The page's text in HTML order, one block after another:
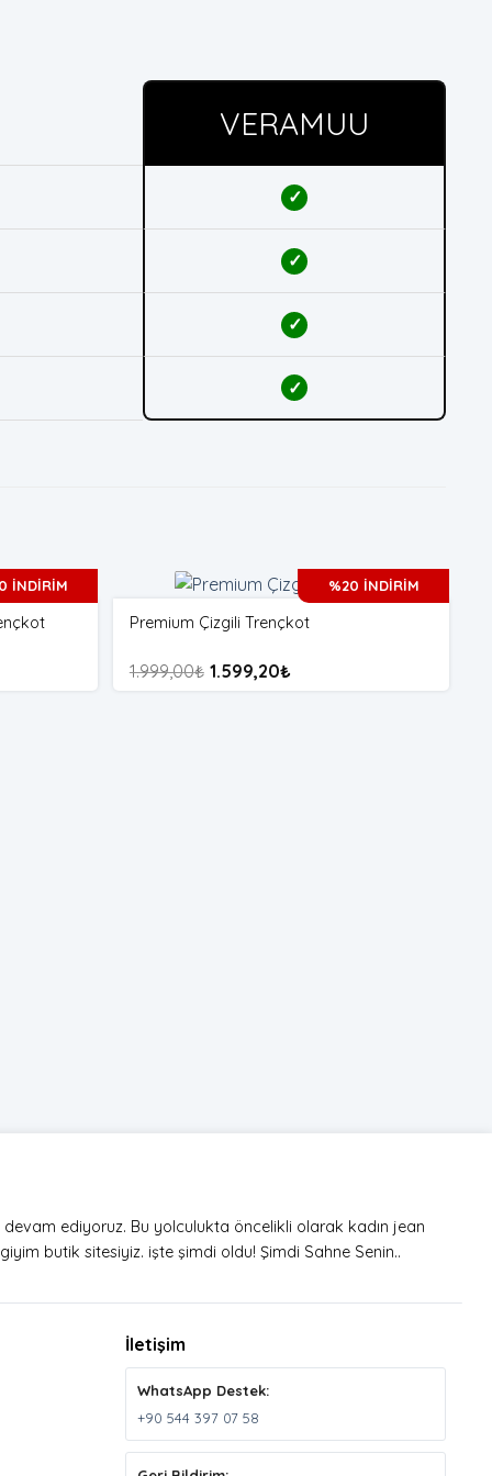
VERAMUU
✓
✓
✓
✓
İNDİRİM %20 İNDİRİM
Premium Çizgili Trençkot
1.999,00₺ 1.599,20₺
devam ediyoruz. Bu yolculukta öncelikli olarak kadın jean
butik sitesiyiz. işte şimdi oldu! Şimdi Sahne Senin..
İletişim
WhatsApp Destek:
+90 544 397 07 58